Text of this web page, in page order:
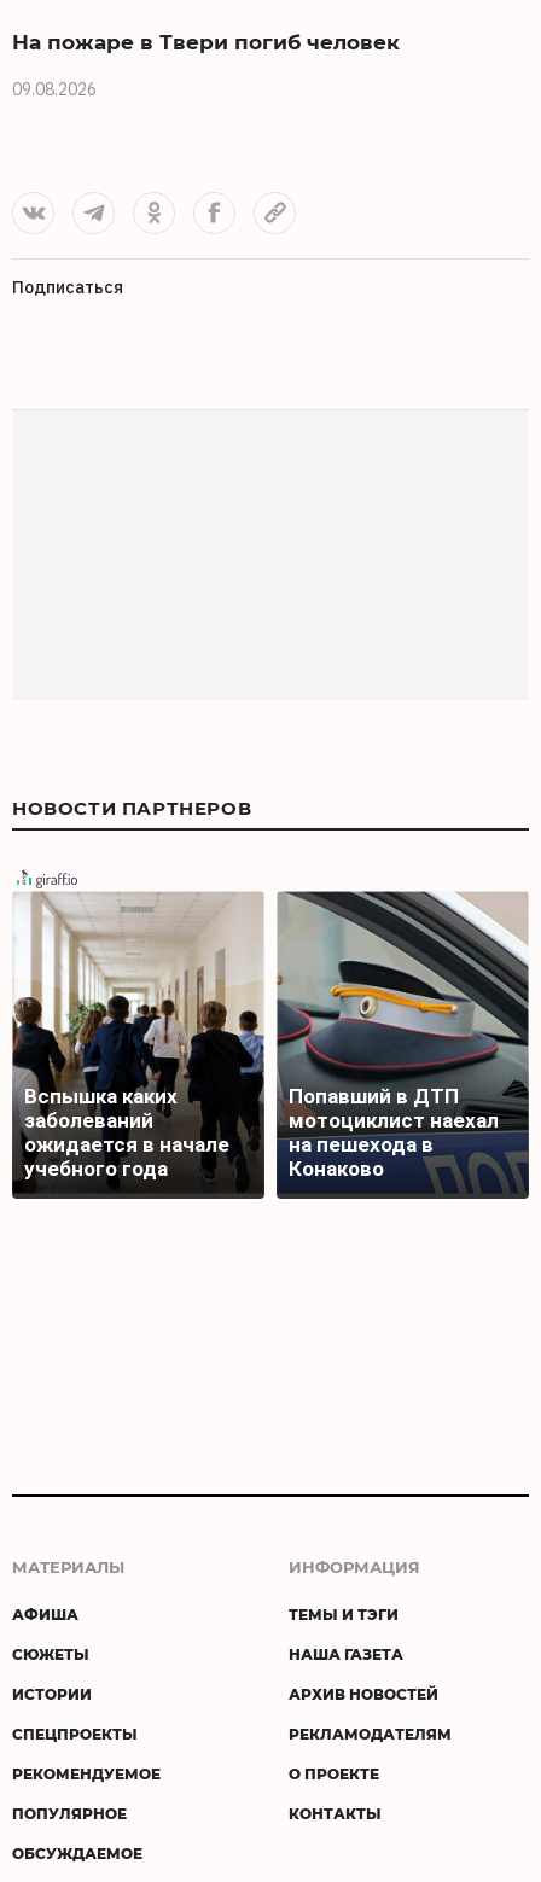
На пожаре в Твери погиб человек
09.08.2026
Подписаться
НОВОСТИ ПАРТНЕРОВ
Вспышка каких
заболеваний
ожидается в начале
учебного года
Попавший в ДТП
мотоциклист наехал
на пешехода в
Конаково
МАТЕРИАЛЫ
АФИША
СЮЖЕТЫ
ИСТОРИИ
СПЕЦПРОЕКТЫ
РЕКОМЕНДУЕМОЕ
ПОПУЛЯРНОЕ
ОБСУЖДАЕМОЕ
ИНФОРМАЦИЯ
ТЕМЫ И ТЭГИ
НАША ГАЗЕТА
АРХИВ НОВОСТЕЙ
РЕКЛАМОДАТЕЛЯМ
О ПРОЕКТЕ
КОНТАКТЫ